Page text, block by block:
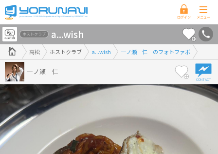
香
川
県
版
高松 ホストクラブ a...wish 一ノ瀬 仁 のフォトファボ
ホストクラブ a...wish
一ノ瀬 仁